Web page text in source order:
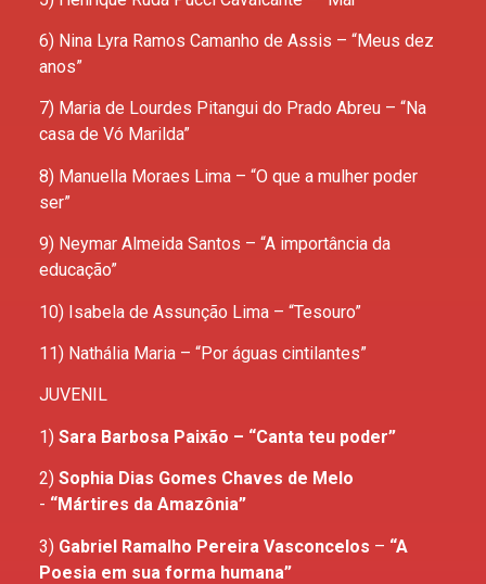
6) Nina Lyra Ramos Camanho de Assis​ – “Meus dez
anos”
7) Maria de Lourdes Pitangui do Prado Abreu​ – “Na
casa de Vó Marilda”
8) Manuella Moraes Lima​ – “O que a mulher poder
ser”
9) Neymar Almeida Santos​ – “A importância da
educação”
10) Isabela de Assunção Lima​ – “Tesouro”
11) Nathália Maria​ – “Por águas cintilantes”
JUVENIL
1) Sara Barbosa Paixão – “Canta teu poder”
2) Sophia Dias Gomes Chaves de Melo
- “Mártires da Amazônia”
3) Gabriel Ramalho Pereira Vasconcelos ​ – “A
Poesia em sua forma humana”